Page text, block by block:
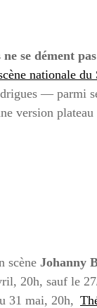
ne se dément
nationale
— parmi
version
scène Johanny
20h, sauf le
31 mai, 20h,